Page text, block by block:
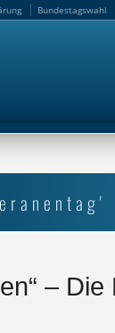
Bundestagswahl
–
Bundestagswahl